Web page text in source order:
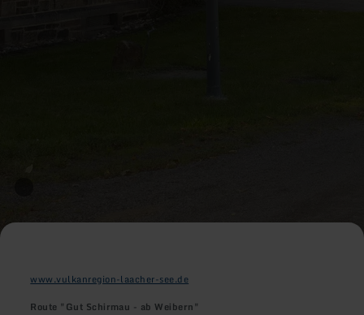
www.vulkanregion-laacher-see.de
Route "Gut Schirmau - ab Weibern"